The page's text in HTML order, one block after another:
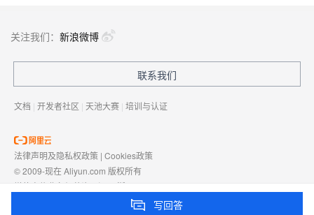
写回答
关注我们： 新浪微博
联系我们
文档 | 开发者社区 | 天池大赛 | 培训与认证
法律声明及隐私权政策 | Cookies政策
© 2009-现在 Aliyun.com 版权所有
增值电信业务经营许可证： 浙B2-20080101
浙D3-20210002